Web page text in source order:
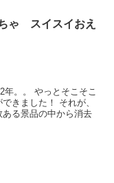
ゃ スイスイおえ
年。。 やっとそこそこ
きました！ それが、
る景品の中から消去